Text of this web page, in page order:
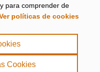
para comprender de
políticas de cookies
Cookies